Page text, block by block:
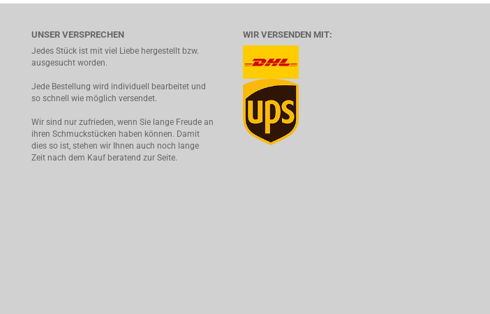
UNSER VERSPRECHEN
Jedes Stück ist mit viel Liebe hergestellt bzw.
ausgesucht worden.
Jede Bestellung wird individuell bearbeitet und
so schnell wie möglich versendet.
Wir sind nur zufrieden, wenn Sie lange Freude an
ihren Schmuckstücken haben können. Damit
dies so ist, stehen wir Ihnen auch noch lange
Zeit nach dem Kauf beratend zur Seite.
WIR VERSENDEN MIT: